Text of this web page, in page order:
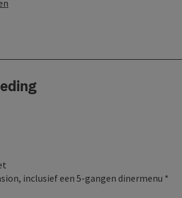
inclusief een 5-gangen dinermenu *